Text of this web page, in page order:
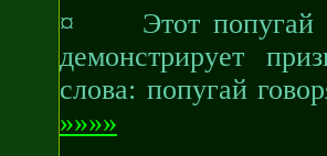
¤ Этот попугай
демонстрирует
слова: попугай
»»»»